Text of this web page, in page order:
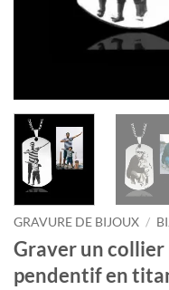
GRAVURE DE BIJOUX /
Graver un collier
pendentif en